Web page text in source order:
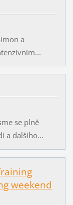
a
se plně
a dalšího...
weekend